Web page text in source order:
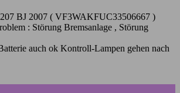
207 BJ 2007 ( VF3WAKFUC33506667 )
: Störung Bremsanlage , Störung
auch ok Kontroll-Lampen gehen nach